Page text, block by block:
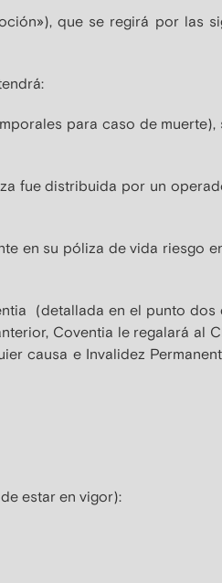
que se regirá por las
para caso de muerte),
fue distribuida por un
en su póliza de vida riesgo
(detallada en el punto dos
Coventia le regalará al
causa e Invalidez
estar en vigor):